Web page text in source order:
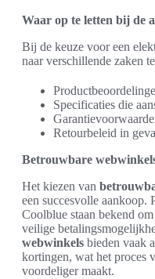
Waar op te letten bij de
Bij de keuze voor een
naar verschillende zaken
Specificaties die
Retourbeleid in
Betrouwbare
Het kiezen van
een succesvolle aankoop.
Coolblue staan bekend
veilige
webwinkels bieden vaak
kortingen, wat het proces
voordeliger maakt.